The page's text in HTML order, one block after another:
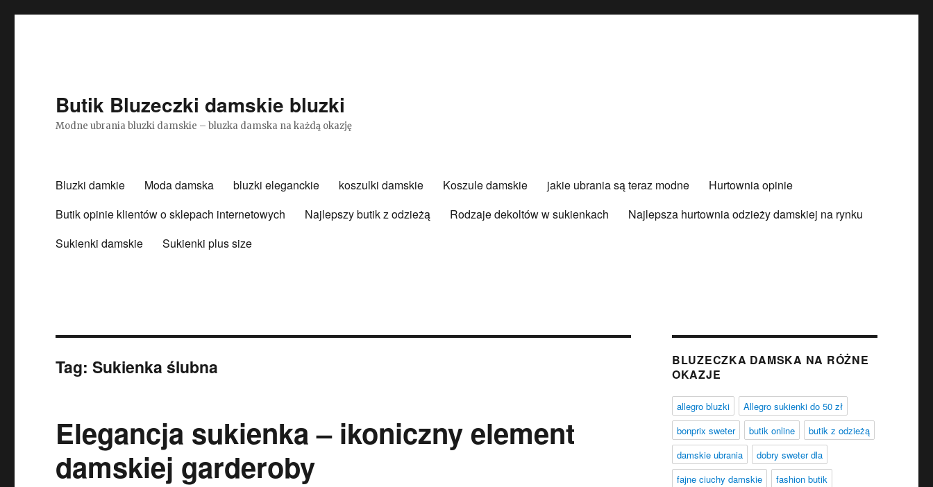
Butik Bluzeczki damskie bluzki
Modne ubrania bluzki damskie – bluzka damska na każdą okazję
Bluzki damkie Moda damska bluzki eleganckie koszulki damskie Koszule damskie jakie ubrania są teraz modne
Hurtownia opinie
Butik opinie klientów o sklepach internetowych
Najlepszy butik z odzieżą Rodzaje dekoltów w sukienkach
Najlepsza hurtownia odzieży damskiej na rynku
Sukienki damskie
Sukienki plus size
Tag:Sukienka ślubna
Elegancja sukienka – ikoniczny element
damskiej garderoby
BLUZECZKA DAMSKA NA RÓŻNE
OKAZJE
allegro bluzki
Allegro sukienki do 50 zł
bonprix sweter
butik online
butik z odzieżą
damskie ubrania
dobry sweter dla
fajne ciuchy damskie
fashion butik